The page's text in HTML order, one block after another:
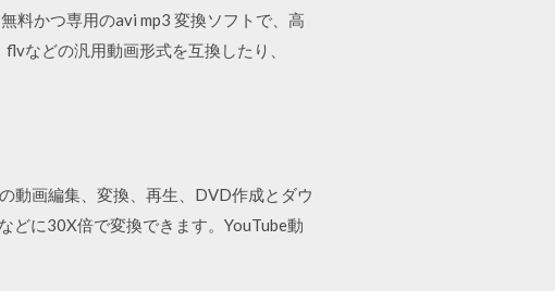
料かつ専用のavi mp3 変換ソフトで、高
などの汎用動画形式を互換したり、
画編集、変換、再生、DVD作成とダウ
どに30X倍で変換できます。YouTube動